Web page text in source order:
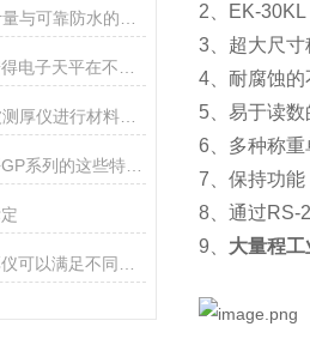
如何使用AND超声波测厚仪进行材料厚度测量
了解大量程工业天平GP系列的这些特点很有必要
2、EK-
3、超大尺
4、耐腐蚀
5、易于读
6、多种称
7、保持功
8、通过RS-
9、 大量程